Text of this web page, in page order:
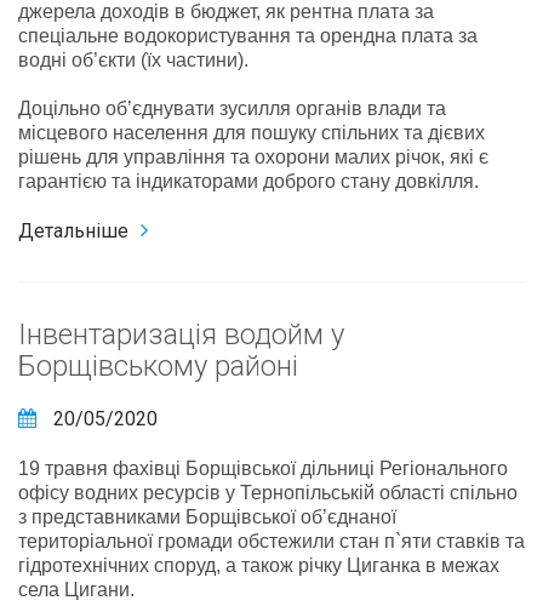
джерела доходів в бюджет, як рентна плата за
спеціальне водокористування та орендна плата за
водні об’єкти (їх частини).
Доцільно об’єднувати зусилля органів влади та
місцевого населення для пошуку спільних та дієвих
рішень для управління та охорони малих річок, які є
гарантією та індикаторами доброго стану довкілля.
Детальніше
Інвентаризація водойм у
Борщівському районі
20/05/2020
19 травня фахівці Борщівської дільниці Регіонального
офісу водних ресурсів у Тернопільській області спільно
з представниками Борщівської об’єднаної
територіальної громади обстежили стан п`яти ставків та
гідротехнічних споруд, а також річку Циганка в межах
села Цигани.